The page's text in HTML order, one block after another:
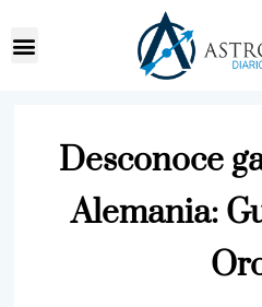
Desconoce
Alemania: